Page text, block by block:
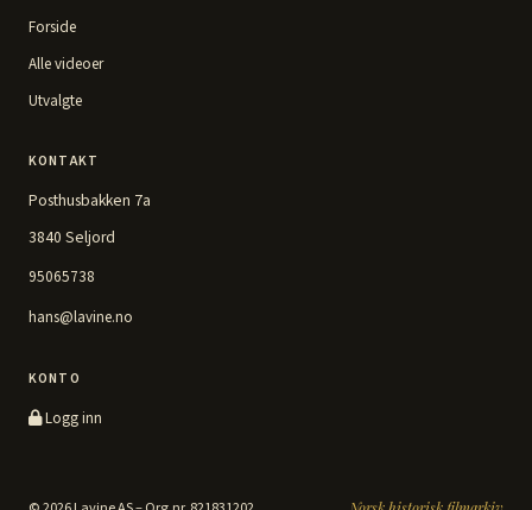
Forside
Alle videoer
Utvalgte
KONTAKT
Posthusbakken 7a
3840 Seljord
95065738
hans@lavine.no
KONTO
Logg inn